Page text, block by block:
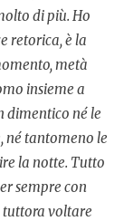
di più. Ho
retorica, è la
metà
insieme a
dimentico né le
né tantomeno le
la notte. Tutto
sempre con
tuttora voltare